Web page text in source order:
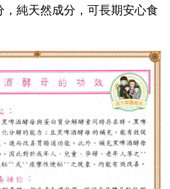
，純天然成分，可長期安心食